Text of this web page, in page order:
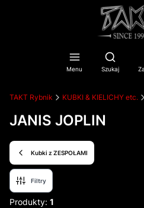
Menu
Otwórz
Szukaj
TAKT Rybnik KUBKI & KIELICHY etc.
JANIS JOPLIN
Kubki z ZESPOŁAMI
Filtry
Produkty: 1